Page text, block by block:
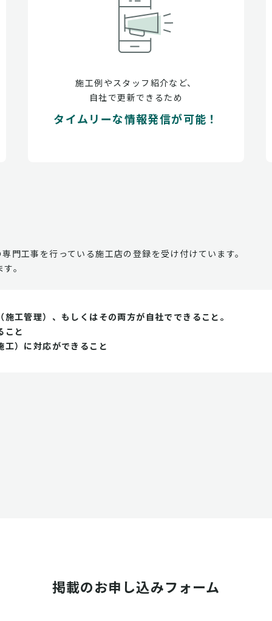
施工例やスタッフ紹介など、
自社で更新できるため
タイムリーな情報発信が可能！
門工事を行っている施工店の登録を受け付けています。
。
工管理）、もしくはその両方が自社でできること。
こと
）に対応ができること
掲載のお申し込みフォーム